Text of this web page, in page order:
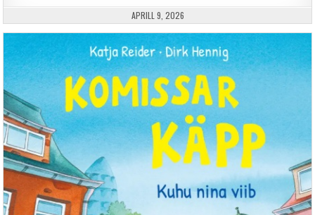
PUBLISHED DATE:
APRILL 9, 2026